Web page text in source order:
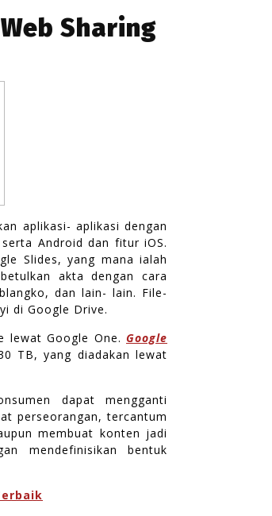
Sharing
aplikasi- aplikasi dengan
Android dan fitur iOS.
Slides, yang mana ialah
akta dengan cara
dan lain- lain. File-
di Google Drive.
lewat Google One. Google
TB, yang diadakan lewat
dapat mengganti
perseorangan, tercantum
membuat konten jadi
mendefinisikan bentuk